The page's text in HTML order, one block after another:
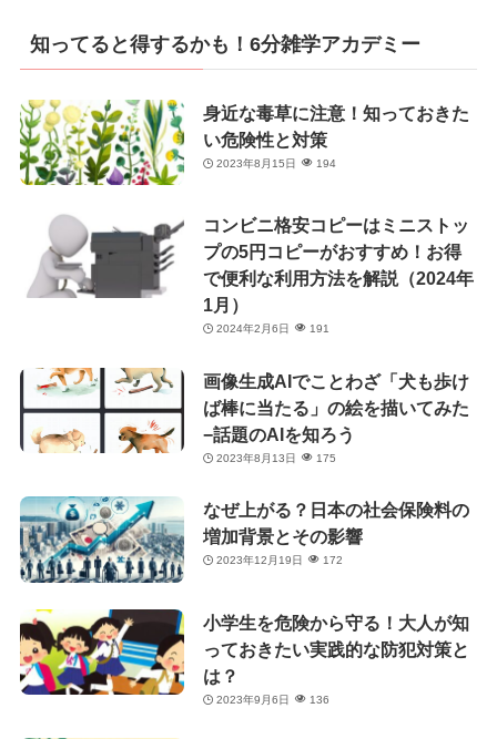
リ
ー
知ってると得するかも！6分雑学アカデミー
身近な毒草に注意！知っておきた
い危険性と対策
2023年8月15日 194
コンビニ格安コピーはミニストッ
プの5円コピーがおすすめ！お得
で便利な利用方法を解説（2024年
1月）
2024年2月6日 191
画像生成AIでことわざ「犬も歩け
ば棒に当たる」の絵を描いてみた
−話題のAIを知ろう
2023年8月13日 175
なぜ上がる？日本の社会保険料の
増加背景とその影響
2023年12月19日 172
小学生を危険から守る！大人が知
っておきたい実践的な防犯対策と
は？
2023年9月6日 136